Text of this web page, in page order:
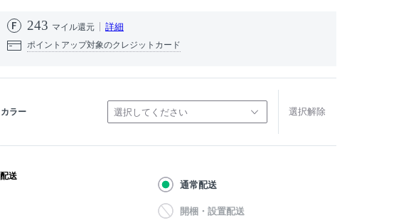
243 マイル還元 詳細
ポイントアップ対象のクレジットカード
カラー 選択してください 選択解除
配送
通常配送
開梱・設置配送